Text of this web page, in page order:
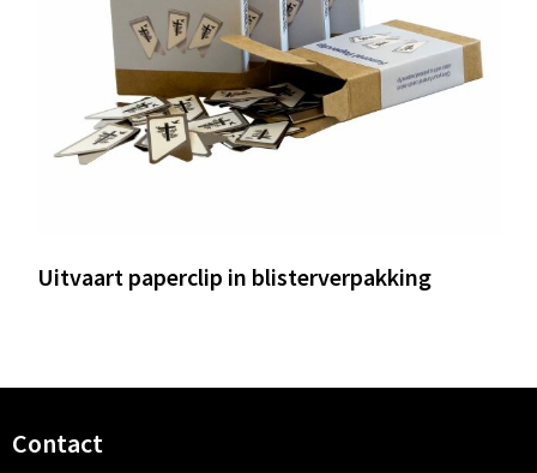
Uitvaart paperclip in blisterverpakking
Contact